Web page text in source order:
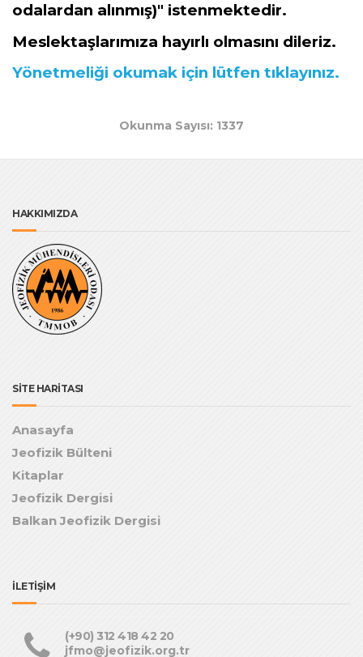
odalardan alınmış)" istenmektedir.
Meslektaşlarımıza hayırlı olmasını dileriz.
Yönetmeliği okumak için lütfen tıklayınız.
Okunma Sayısı: 1337
HAKKIMIZDA
SİTE HARİTASI
Anasayfa
Jeofizik Bülteni
Kitaplar
Jeofizik Dergisi
Balkan Jeofizik Dergisi
İLETİŞİM
(+90) 312 418 42 20
jfmo@jeofizik.org.tr